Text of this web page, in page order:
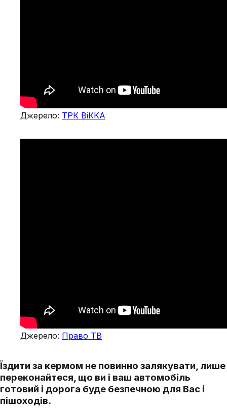
Джерело: ТРК ВіККА
Джерело: Право ТВ
Їздити за кермом не повинно залякувати, лише
переконайтеся, що ви і ваш автомобіль
готовий і дорога буде безпечною для Вас і
пішоходів.